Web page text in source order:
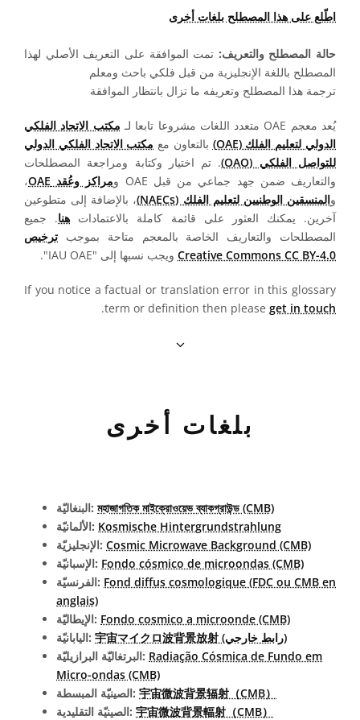
اطّلع على هذا المصطلح بلغات أخرى
حالة المصطلح والتعريف: تمت الموافقة على التعريف الأصلي لهذا
المصطلح باللغة الإنجليزية من قبل فلكي باحث ومعلم
ترجمة هذا المصطلح وتعريفه ما تزال بانتظار الموافقة
يُعد معجم OAE متعدد اللغات مشروعا تابعا لـ
مكتب الاتحاد الفلكي
الدولي لتعليم الفلك (OAE)
بالتعاون مع مكتب الاتحاد الفلكي الدولي
للتواصل الفلكي (OAO)
. تم اختيار وكتابة ومراجعة المصطلحات
والتعاريف ضمن جهد جماعي من قبل OAE و
مراكز وعُقد OAE
،
والمنسقين الوطنيين لتعليم الفلك (NAECs)
، بالإضافة إلى متطوعين
آخرين. يمكنك العثور على قائمة كاملة بالاعتمادات هنا. جميع
المصطلحات والتعاريف الخاصة بالمعجم متاحة بموجب ترخيص
Creative Commons CC BY-4.0 ويجب نسبها إلى "IAU OAE".
If you notice a factual or translation error in this glossary
term or definition then please get in touch
.
بلغات أخرى
البنغاليّة: মহাজাগতিক মাইক্রোওয়েভ ব্যাকগ্রাউন্ড (CMB)
الألمانيّة: Kosmische Hintergrundstrahlung
الإنجليزيّة: Cosmic Microwave Background (CMB)
الإسبانيّة: Fondo cósmico de microondas (CMB)
الفرنسيّة: Fond diffus cosmologique (FDC ou CMB en
anglais)
الإيطاليّة: Fondo cosmico a microonde (CMB)
اليابانيّة:
宇宙マイクロ波背景放射 (رابط خارجي)
البرتغاليّة البرازيليّة: Radiação Cósmica de Fundo em
Micro-ondas (CMB)
الصينيّة المبسطة: 宇宙微波背景辐射（CMB）
الصينيّة التقليدية: 宇宙微波背景輻射（CMB）